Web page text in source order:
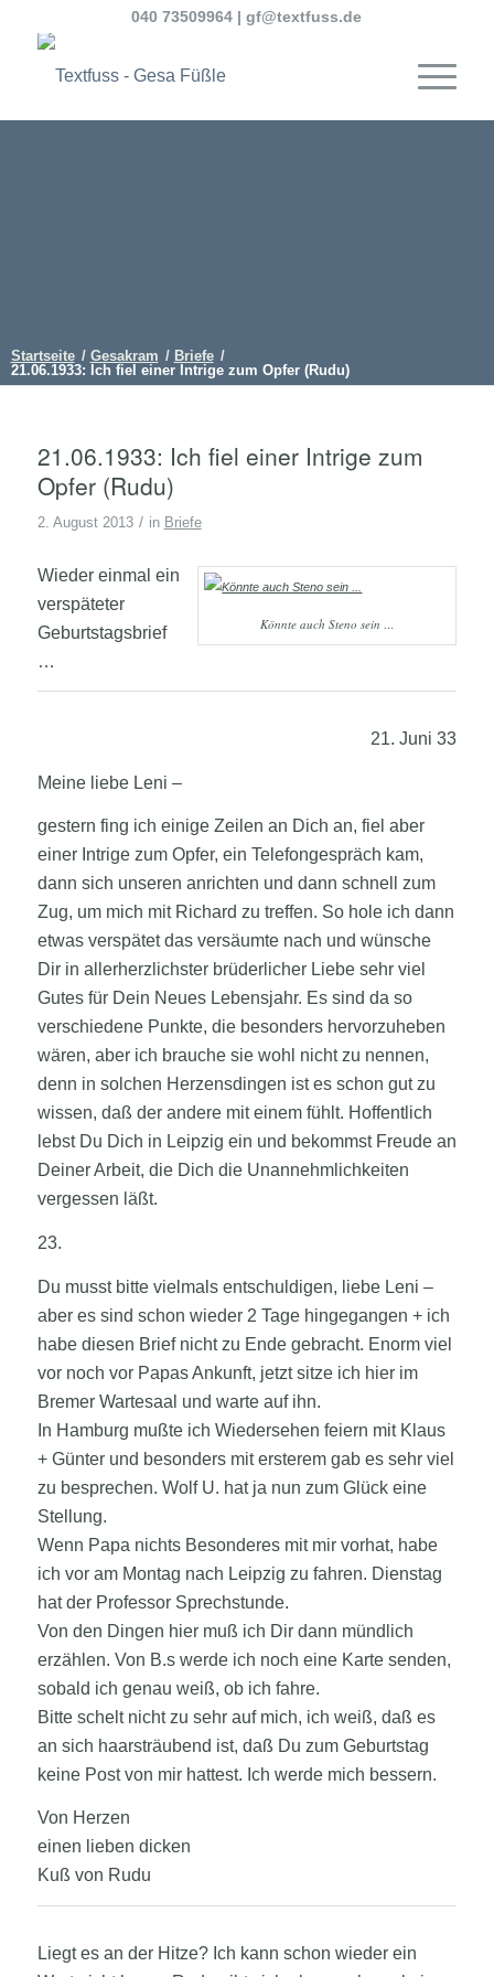
040 73509964 |gf@textfuss.de
Startseite / Gesakram / Briefe /
21.06.1933: Ich fiel einer Intrige zum Opfer (Rudu)
21.06.1933: Ich fiel einer Intrige zum
Opfer (Rudu)
2. August 2013 / in Briefe
Könnte auch Steno sein …
Wieder einmal ein
verspäteter
Geburtstagsbrief
…
21. Juni 33
Meine liebe Leni –
gestern fing ich einige Zeilen an Dich an, fiel aber
einer Intrigezum Opfer, ein Telefongespräch kam,
dann sich unseren anrichten und dann schnell zum
Zug, um mich mit Richard zu treffen. So hole ich dann
etwas verspätet das versäumte nach und wünsche
Dir in allerherzlichster brüderlicher Liebe sehr viel
Gutes für Dein Neues Lebensjahr. Es sind da so
verschiedene Punkte, die besonders hervorzuheben
wären, aber ich brauche sie wohl nicht zu nennen,
denn in solchen Herzensdingen ist es schon gut zu
wissen, daß der andere mit einem fühlt. Hoffentlich
lebst Du Dich in Leipzig ein und bekommst Freude an
Deiner Arbeit, die Dich die Unannehmlichkeiten
vergessen läßt.
23.
Du musst bitte vielmals entschuldigen, liebe Leni –
aber es sind schon wieder 2 Tage hingegangen + ich
habe diesen Brief nicht zu Ende gebracht. Enorm viel
vor noch vor Papas Ankunft, jetzt sitze ich hier im
Bremer Wartesaal und warte auf ihn.
In Hamburg mußte ich Wiedersehen feiern mit Klaus
+ Günter und besonders mit ersterem gab es sehr viel
zu besprechen. Wolf U. hat ja nun zum Glück eine
Stellung.
Wenn Papa nichts Besonderes mit mir vorhat, habe
ich vor am Montag nach Leipzig zu fahren. Dienstag
hat der Professor Sprechstunde.
Von den Dingen hier muß ich Dir dann mündlich
erzählen. Von B.s werde ich noch eine Karte senden,
sobald ich genau weiß, ob ich fahre.
Bitte schelt nicht zu sehr auf mich, ich weiß, daß es
an sich haarsträubend ist, daß Du zum Geburtstag
keine Post von mir hattest. Ich werde mich bessern.
Von Herzen
einen lieben dicken
Kuß von Rudu
Liegt es an der Hitze? Ich kann schon wieder ein